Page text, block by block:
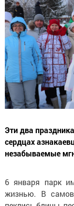
Эти два
сердцах
незабываемые
6 января парк
жизнью. В